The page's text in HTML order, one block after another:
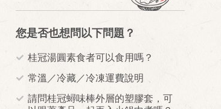
您是否也想問以下問題？
桂冠湯圓素食者可以食用嗎？
常溫／冷藏／冷凍運費說明
請問桂冠蟳味棒外層的塑膠套，可